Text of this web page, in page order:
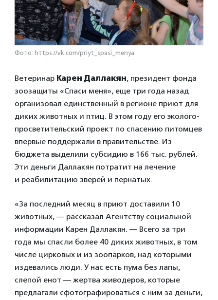
Фото: https://vk.com/priyt_spasi_menya
Ветеринар Карен Даллакян, президент фонда
зоозащиты «Спаси меня», еще три года назад
организовал единственный в регионе приют для
диких животных и птиц. В этом году его эколого-
просветительский проект по спасению питомцев
впервые поддержали в правительстве. Из
бюджета выделили субсидию в 166 тыс. рублей.
Эти деньги Даллакян потратит на лечение
и реабилитацию зверей и пернатых.
«За последний месяц в приют доставили 10
животных, — рассказал Агентству социальной
информации Карен Даллакян. — Всего за три
года мы спасли более 40 диких животных, в том
числе цирковых и из зоопарков, над которыми
издевались люди. У нас есть пума без лапы,
слепой енот — жертва живодеров, которые
предлагали сфотографироваться с ним за деньги,